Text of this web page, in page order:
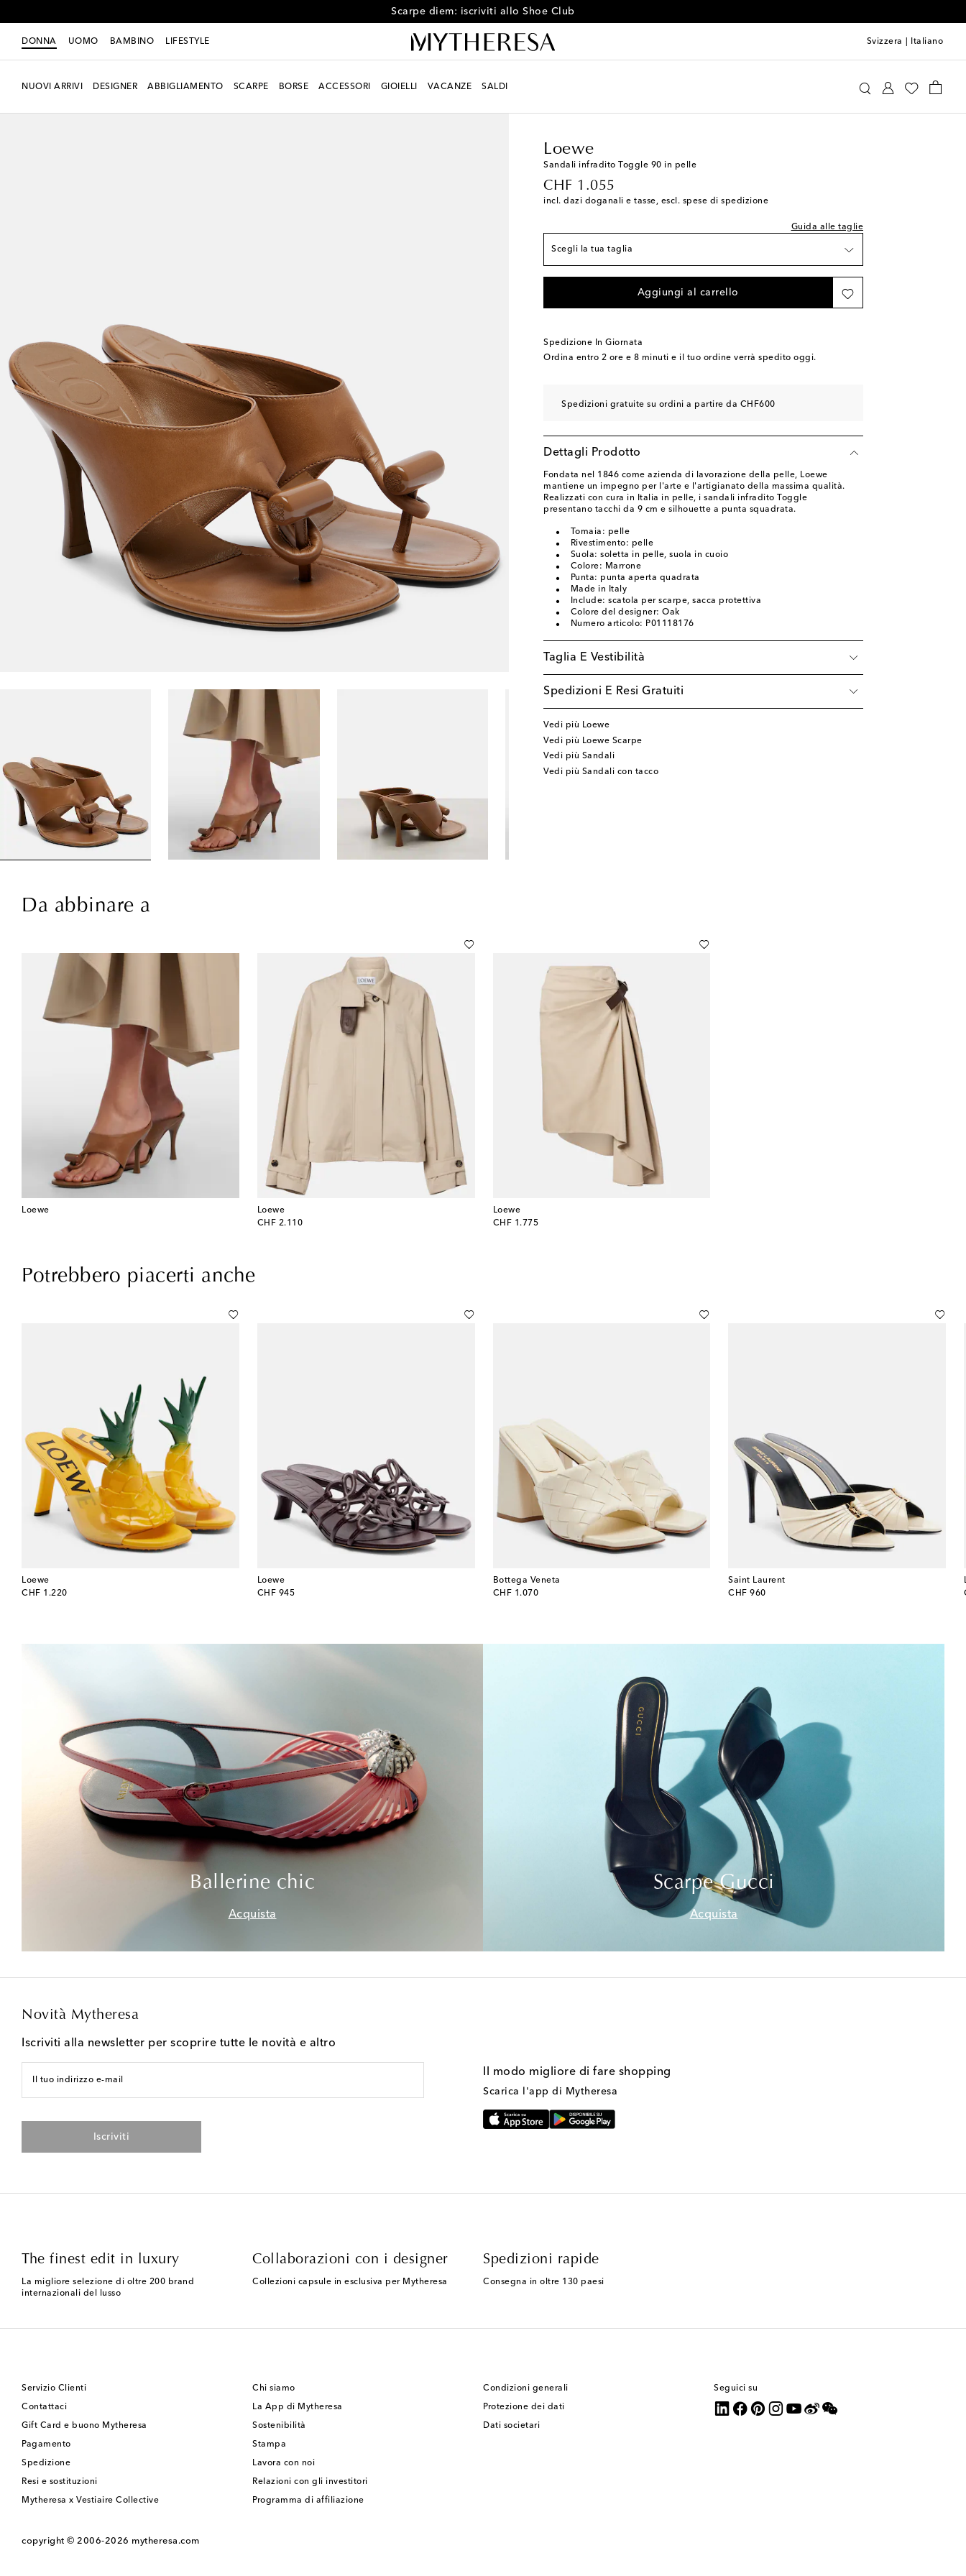
Scarpe diem: iscriviti allo Shoe Club
DONNA UOMO BAMBINO LIFESTYLE Svizzera Italiano
NUOVI ARRIVI DESIGNER ABBIGLIAMENTO SCARPE BORSE ACCESSORI GIOIELLI VACANZE SALDI
Loewe
Sandali infradito Toggle 90 in pelle
CHF 1.055
original price
incl. dazi doganali e tasse, escl. spese di spedizione
Guida alle taglie
Scegli la tua taglia
EU 37 Aggiungi alla wishlist
EU 38 Ultimo articolo
EU 39 Aggiungi alla wishlist
EU 41 Ultimo articolo
Aggiungi al carrello
Spedizione In Giornata
Ordina entro 2 ore e 8 minuti e il tuo ordine verrà spedito oggi.
Spedizioni gratuite su ordini a partire da CHF600
Dettagli Prodotto
Fondata nel 1846 come azienda di lavorazione della pelle, Loewe
mantiene un impegno per l'arte e l'artigianato della massima qualità.
Realizzati con cura in Italia in pelle, i sandali infradito Toggle
presentano tacchi da 9 cm e silhouette a punta squadrata.
Tomaia: pelle
Rivestimento: pelle
Suola: soletta in pelle, suola in cuoio
Colore: Marrone
Punta: punta aperta quadrata
Made in Italy
Include: scatola per scarpe, sacca protettiva
Colore del designer: Oak
Numero articolo: P01118176
Taglia E Vestibilità
Spedizioni E Resi Gratuiti
Vedi più Loewe
Vedi più Loewe Scarpe
Vedi più Sandali
Vedi più Sandali con tacco
Da abbinare a
Loewe
Loewe
CHF 2.110
original price
Loewe
CHF 1.775
original price
Potrebbero piacerti anche
Loewe
CHF 1.220
original price
Loewe
CHF 945
original price
Bottega Veneta
CHF 1.070
original price
Saint Laurent
CHF 960
original price
Ballerine chic
Acquista
Scarpe Gucci
Acquista
Novità Mytheresa
Iscriviti alla newsletter per scoprire tutte le novità e altro
Il tuo indirizzo e-mail
Iscriviti
Il modo migliore di fare shopping
Scarica l'app di Mytheresa
The finest edit in luxury
La migliore selezione di oltre 200 brand
internazionali del lusso
Collaborazioni con i designer
Collezioni capsule in esclusiva per Mytheresa
Spedizioni rapide
Consegna in oltre 130 paesi
Servizio Clienti
Contattaci
Gift Card e buono Mytheresa
Pagamento
Spedizione
Resi e sostituzioni
Mytheresa x Vestiaire Collective
Chi siamo
La App di Mytheresa
Sostenibilità
Stampa
Lavora con noi
Relazioni con gli investitori
Programma di affiliazione
Condizioni generali
Protezione dei dati
Dati societari
Seguici su
copyright © 2006-2026 mytheresa.com